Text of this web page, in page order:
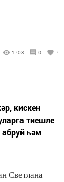
1708 0 7
кискен
тиешле
һәм
Светлана